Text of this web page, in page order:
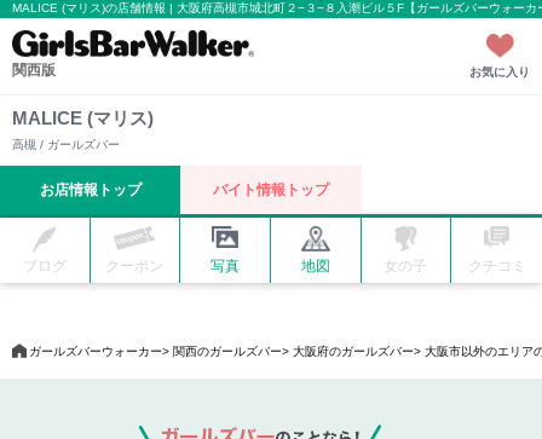
MALICE (マリス)の店舗情報 | 大阪府高槻市城北町２−３−８入潮ビル５F【ガールズバーウォーカ
関西版 お気に入り
MALICE (マリス)
高槻 / ガールズバー
お店情報トップ バイト情報トップ
ブログ クーポン 写真 地図 女の子 クチコミ
ガールズバーウォーカー 関西のガールズバー 大阪府のガールズバー 大阪市以外のエリア